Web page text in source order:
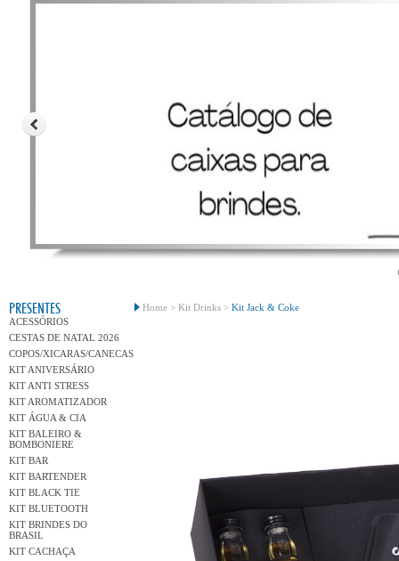
PRESENTES
ACESSÓRIOS
CESTAS DE NATAL 2026
COPOS/XICARAS/CANECAS
KIT ANIVERSÁRIO
KIT ANTI STRESS
KIT AROMATIZADOR
KIT ÁGUA & CIA
KIT BALEIRO &
BOMBONIERE
KIT BAR
KIT BARTENDER
KIT BLACK TIE
KIT BLUETOOTH
KIT BRINDES DO
BRASIL
KIT CACHAÇA
Home > Kit Drinks > Kit Jack & Coke